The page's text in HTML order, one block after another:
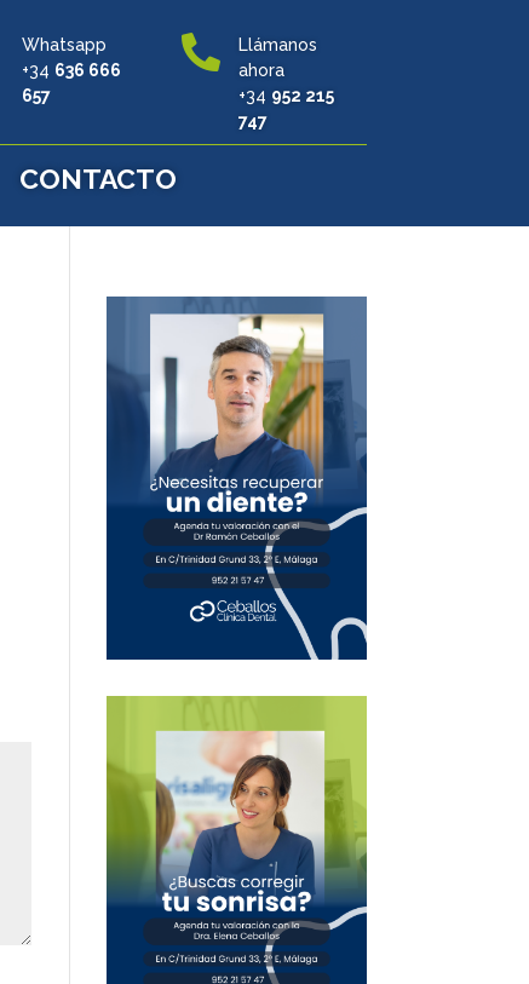
Whatsapp
+34 636 666
657

Llámanos
ahora
+34 952 215
747
CONTACTO